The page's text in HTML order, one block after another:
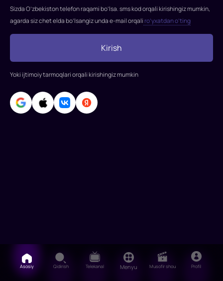
bo'ysunmagani
uchun
halokatli
urush
zonasiga
Sizda O’zbekiston telefon raqami bo’lsa. sms kod orqali kirishingiz mumkin,
agarda siz chet elda bo’lsangiz unda e-mail orqali ro’yxatdan o’ting
Kirish
Yoki ijtimoiy tarmoqlari orqali kirishingiz mumkin
Asosiy Qidirish Telekanal Menyu Musofir shou Profil